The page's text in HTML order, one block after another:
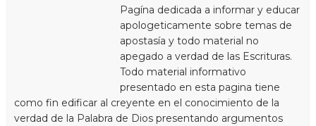
Pagína dedicada a informar y educar
apologeticamente sobre temas de
apostasía y todo material no
apegado a verdad de las Escrituras.
Todo material informativo
presentado en esta pagina tiene
como fin edificar al creyente en el conocimiento de la
verdad de la Palabra de Dios presentando argumentos